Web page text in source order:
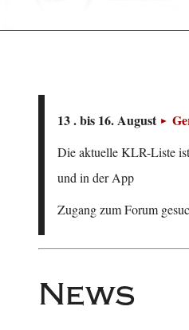
13 . bis 16. August
Die aktuelle KLR-Liste
und in der App
Zugang zum Forum
News